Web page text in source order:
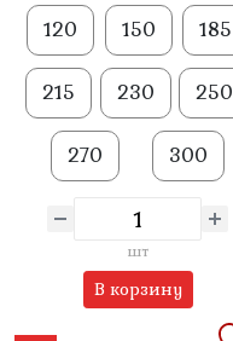
120 150 185
215 230 250
270 300
шт
В корзину